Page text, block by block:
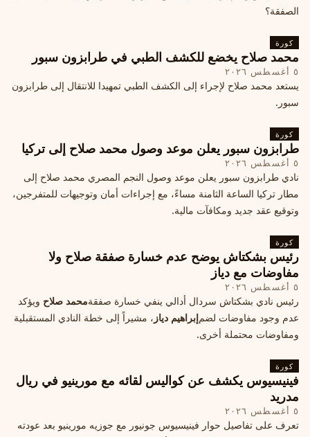
الصفقة؟
كورة
محمد صلاح يخضع للكشف الطبي في طرابزون سبور
٥ أغسطس ٢٠٢٦
يستعد محمد صلاح لإجراء إلى الكشف الطبي تمهيدا للانتقال إلى طرابزون
سبور.
كورة
طرابزون سبور يعلن موعد وصول محمد صلاح إلى تركيا
٥ أغسطس ٢٠٢٦
نادي طرابزون سبور يعلن موعد وصول النجم المصري محمد صلاح إلى
مطار تركيا الساعة الثامنة مساءً، مع إجراءات أمان وتوجيهات للمتفرجين،
وتوقيع عقد جديد ومكافآت مالية.
كورة
رئيس بشكتاش يوضح عدم خسارة صفقة صلاح ولا
مفاوضات مع دياز
٥ أغسطس ٢٠٢٦
رئيس نادي بشكتاش سردال أدالي ينفي خسارة صفقةمحمد صلاح ويؤكد
عدم وجود مفاوضات لضمإبراهيم دياز ، مشيراً إلى خطة النادي المستقبلية
ومفاوضات محتملة أخرى.
كورة
فينيسيوس يكشف عن كواليس لقائه مع مورينيو في ريال
مدريد
٥ أغسطس ٢٠٢٦
تعرف على تفاصيل حوار فينيسيوس جونيور مع جوزيه مورينيو بعد عودته